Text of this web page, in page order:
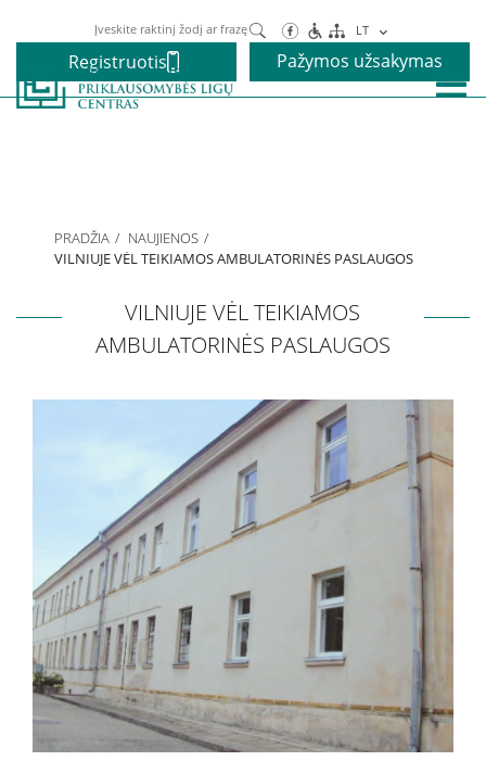
Paieška LT
Registruotis Pažymos užsakymas
Narkotikų priklausomybės gydymas
Nikotino priklausomybės gydymas
Vaikams ir paaugliams
Paslaugos artimiesiems
Mokamos paslaugos
Paslaugos apmokamos iš PSD fondo
Kitos paslaugos
PRADŽIA
NAUJIENOS
VILNIUJE VĖL TEIKIAMOS AMBULATORINĖS PASLAUGOS
VILNIUJE VĖL TEIKIAMOS
AMBULATORINĖS PASLAUGOS